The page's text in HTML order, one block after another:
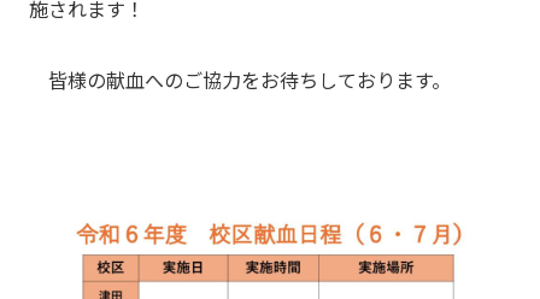
施されます！
皆様の献血へのご協力をお待ちしております。